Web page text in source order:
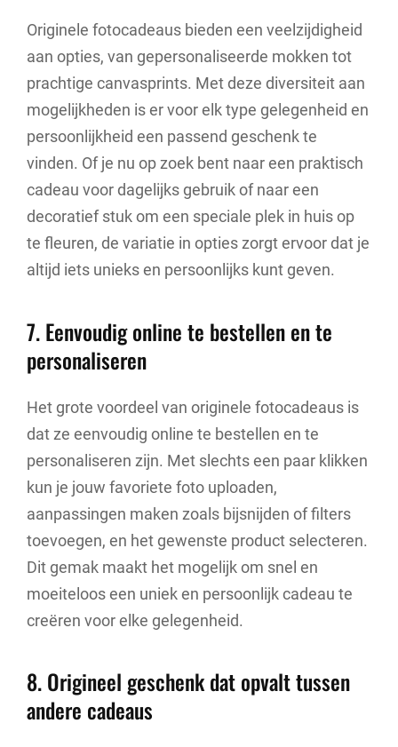
Originele fotocadeaus bieden een veelzijdigheid
aan opties, van gepersonaliseerde mokken tot
prachtige canvasprints. Met deze diversiteit aan
mogelijkheden is er voor elk type gelegenheid en
persoonlijkheid een passend geschenk te
vinden. Of je nu op zoek bent naar een praktisch
cadeau voor dagelijks gebruik of naar een
decoratief stuk om een speciale plek in huis op
te fleuren, de variatie in opties zorgt ervoor dat je
altijd iets unieks en persoonlijks kunt geven.
7. Eenvoudig online te bestellen en te
personaliseren
Het grote voordeel van originele fotocadeaus is
dat ze eenvoudig online te bestellen en te
personaliseren zijn. Met slechts een paar klikken
kun je jouw favoriete foto uploaden,
aanpassingen maken zoals bijsnijden of filters
toevoegen, en het gewenste product selecteren.
Dit gemak maakt het mogelijk om snel en
moeiteloos een uniek en persoonlijk cadeau te
creëren voor elke gelegenheid.
8. Origineel geschenk dat opvalt tussen
andere cadeaus